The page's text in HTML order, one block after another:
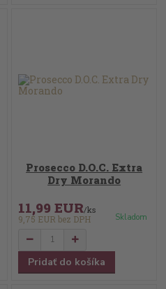
Prosecco D.O.C. Extra
Dry Morando
11,99 EUR/ks
9,75 EURbez DPH Skladom
Pridať do košíka